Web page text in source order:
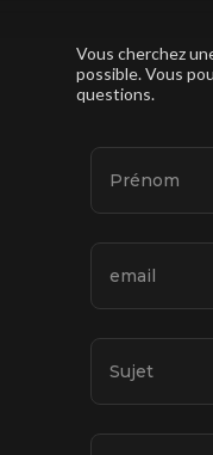
Vous cherchez
possible. Vous
questions.
Prénom
email
Sujet